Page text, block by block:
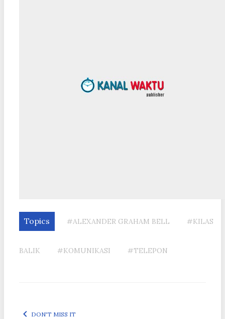
Topics #ALEXANDER GRAHAM BELL #KILAS
BALIK #KOMUNIKASI #TELEPON
DON'T MISS IT